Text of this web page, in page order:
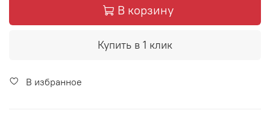
В корзину
Купить в 1 клик
В избранное